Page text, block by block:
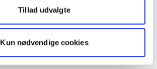
Tillad udvalgte
Kun nødvendige cookies